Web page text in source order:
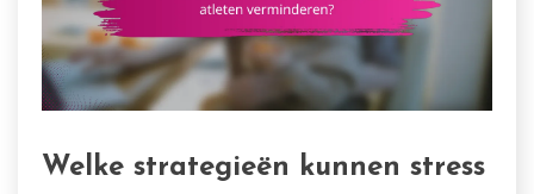
Welke strategieën kunnen stress